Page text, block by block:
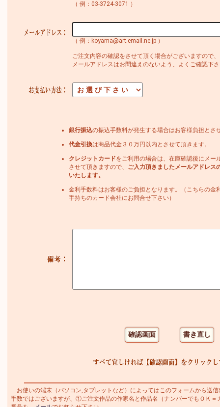
（ 例：03-3724-3071 ）
（ 例：koyama@art.email.ne.jp ）
ご注文内容の確認をさせて頂く場合がございますので、
メールアドレスはお間違えのないよう、よくご確認下
銀行振込の振込手数料が発生する場合はお客様負担とさ
代金引換は商品代金３０万円以内とさせて頂きます。
クレジットカードをご利用の場合は、在庫確認後にメー
させて頂きますので、
ご入力頂きましたメールアドレス
いたします。
金利手数料はお客様のご負担となります。（こちらの金
手持ちのカード会社にお問合せ下さい）
お使いの端末（パソコン,タブレットなど）によってはこのフォームから送
手数ではございますが、①ご注文作品の作家名と作品名（ナンバーでもＯＫ